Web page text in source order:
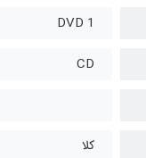
1 DVD
CD
كلا